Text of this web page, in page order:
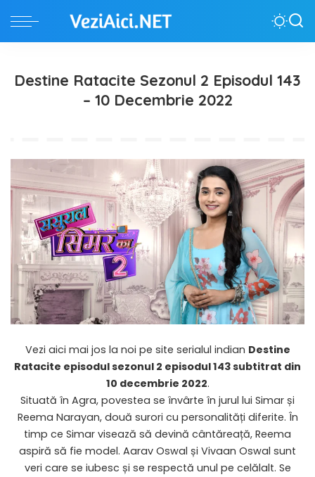
Destine Ratacite Sezonul 2 Episodul 143
– 10 Decembrie 2022
Vezi aici mai jos la noi pe site serialul indian Destine
Ratacite episodul sezonul 2 episodul 143 subtitrat din
10 decembrie 2022.
Situată în Agra, povestea se învârte în jurul lui Simar și
Reema Narayan, două surori cu personalități diferite. În
timp ce Simar visează să devină cântăreață, Reema
aspiră să fie model. Aarav Oswal și Vivaan Oswal sunt
veri care se iubesc și se respectă unul pe celălalt. Se